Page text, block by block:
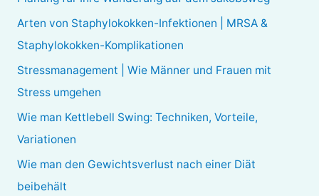
n
n
Arten von Staphylokokken-Infektionen | MRSA &
Staphylokokken-Komplikationen
Stressmanagement | Wie Männer und Frauen mit
Stress umgehen
Wie man Kettlebell Swing: Techniken, Vorteile,
Variationen
Wie man den Gewichtsverlust nach einer Diät
beibehält